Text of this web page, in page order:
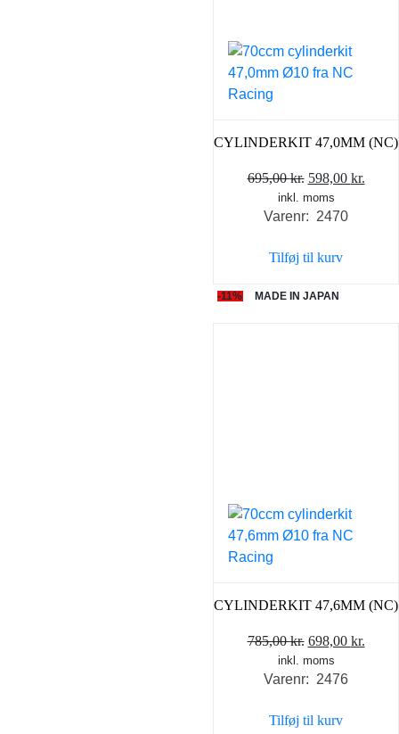
CYLINDERKIT 47,0MM (NC)
695,00kr. Den
oprindelige
pris
695,00 kr..
598,00 kr.
inkl. moms
Varenr: 2470
Tilføj til kurv
-11% MADE IN JAPAN
CYLINDERKIT 47,6MM (NC)
785,00kr. Den
oprindelige
pris
785,00 kr..
698,00 kr.
inkl. moms
Varenr: 2476
Tilføj til kurv